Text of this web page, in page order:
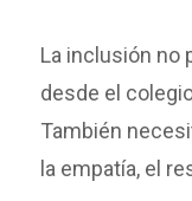
La inclusión no
desde el
También
la empatía, el